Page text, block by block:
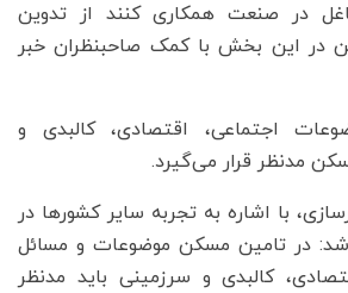
در صنعت همکاری کنند از تدوین
در این بخش با کمک صاحبنظران خبر
اجتماعی، اقتصادی، کالبدی و
مدنظر قرار می‌گیرد.
با اشاره به تجربه سایر کشور‌ها در
در تامین مسکن موضوعات و مسائل
کالبدی و سرزمینی باید مدنظر